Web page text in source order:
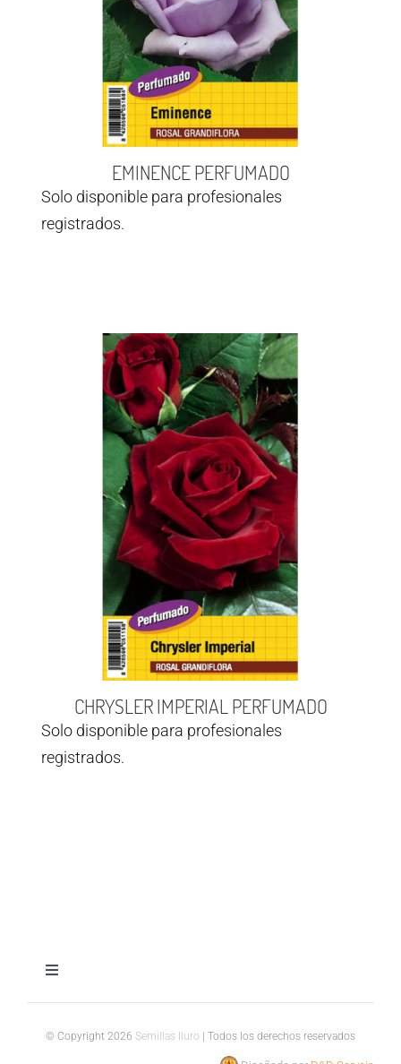
EMINENCE PERFUMADO
Solo disponible para profesionales
registrados.
CHRYSLER IMPERIAL PERFUMADO
Solo disponible para profesionales
registrados.
Toggle
© Copyright 2026 Semillas Iluro | Todos los derechos reservados